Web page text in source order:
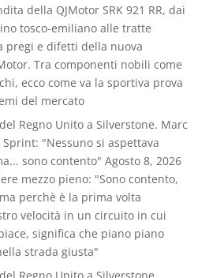
della QJMotor SRK 921 RR, dai
tosco-emiliano alle tratte
pregi e difetti della nuova
Tra componenti nobili come
ecco come va la sportiva prova
del mercato
Regno Unito a Silverstone. Marc
"Nessuno si aspettava
sono contento" Agosto 8, 2026
mezzo pieno: "Sono contento,
perchè è la prima volta
velocità in un circuito in cui
significa che piano piano
strada giusta"